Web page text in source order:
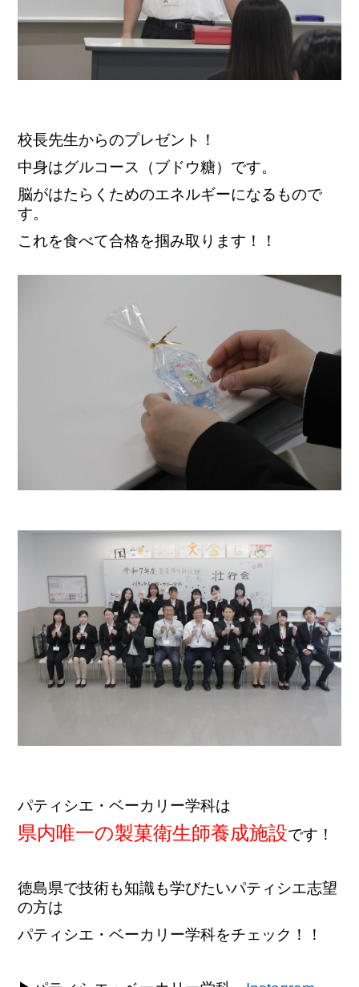
校長先生からのプレゼント！
中身はグルコース（ブドウ糖）です。
脳がはたらくためのエネルギーになるもので
す。
これを食べて合格を掴み取ります！！
パティシエ・ベーカリー学科は
県内唯一の製菓衛生師養成施設です！
徳島県で技術も知識も学びたいパティシエ志望
の方は
パティシエ・ベーカリー学科をチェック！！